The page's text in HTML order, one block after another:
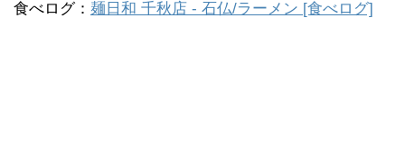
食べログ： 麺日和 千秋店 - 石仏/ラーメン [食べログ]